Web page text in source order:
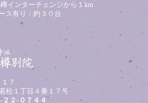
インターチェンジから１km
ス有り：約３０台
７
松１丁目４番１７号
２２-０７４４